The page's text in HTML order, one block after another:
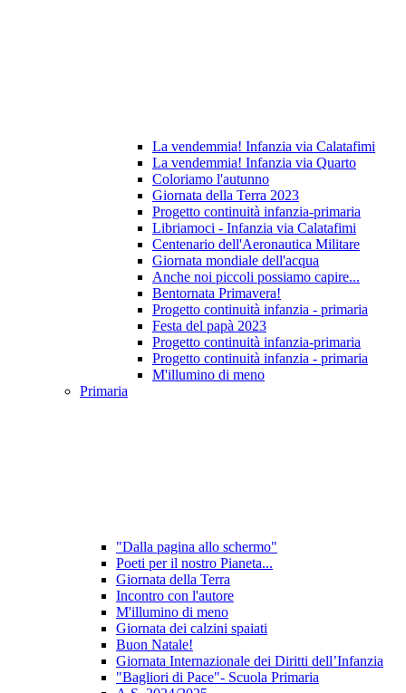
La vendemmia! Infanzia via Calatafimi
La vendemmia! Infanzia via Quarto
Coloriamo l'autunno
Giornata della Terra 2023
Progetto continuità infanzia-primaria
Libriamoci - Infanzia via Calatafimi
Centenario dell'Aeronautica Militare
Giornata mondiale dell'acqua
Anche noi piccoli possiamo capire...
Bentornata Primavera!
Progetto continuità infanzia - primaria
Festa del papà 2023
Progetto continuità infanzia-primaria
Progetto continuità infanzia - primaria
M'illumino di meno
Primaria
"Dalla pagina allo schermo"
Poeti per il nostro Pianeta...
Giornata della Terra
Incontro con l'autore
M'illumino di meno
Giornata dei calzini spaiati
Buon Natale!
Giornata Internazionale dei Diritti dell’Infanzia
"Bagliori di Pace"- Scuola Primaria